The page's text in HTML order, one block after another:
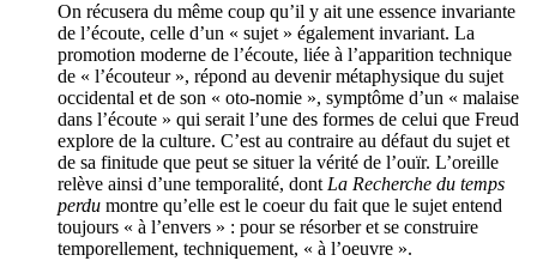
On récusera du même coup qu’il y ait une essence invariante
de l’écoute, celle d’un « sujet » également invariant. La
promotion moderne de l’écoute, liée à l’apparition technique
de « l’écouteur », répond au devenir métaphysique du sujet
occidental et de son « oto-nomie », symptôme d’un « malaise
dans l’écoute » qui serait l’une des formes de celui que Freud
explore de la culture. C’est au contraire au défaut du sujet et
de sa finitude que peut se situer la vérité de l’ouïr. L’oreille
relève ainsi d’une temporalité, dont La Recherche du temps
perdu montre qu’elle est le coeur du fait que le sujet entend
toujours « à l’envers » : pour se résorber et se construire
temporellement, techniquement, « à l’oeuvre ».